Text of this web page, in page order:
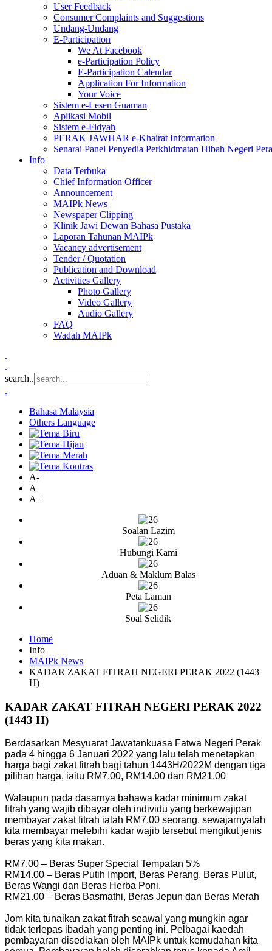
User Feedback
Consumer Complaints and Suggestions
Undang-Undang
E-Participation
We At Facebook
e-Participation Policy
E-Participation Calendar
Application For Information
Your Voice
Sistem e-Lesen Guaman
Aplikasi Mobil
Sistem e-Fidyah
PERAK JAWHAR e-Khairat Information
Senarai Panel Penyedia Perkhidmatan Hibah Negeri
Info
Data Terbuka
Chief Information Officer
Announcement
MAIPk News
Newspaper Clipping
Klinik Jawi Dewan Bahasa Pustaka
Laporan Tahunan MAIPk
Vacancy advertisement
Tender / Quotation
Publication and Download
Activities Gallery
Photo Gallery
Video Gallery
Audio Gallery
FAQ
Wadah MAIPk
.
.
search..
.
Bahasa Malaysia
Others Language
A-
A
A+
Soalan Lazim
Hubungi Kami
Aduan & Maklum Balas
Peta Laman
Soal Selidik
Home
Info
MAIPk News
KADAR ZAKAT FITRAH NEGERI PERAK 2022 (1443
H)
KADAR ZAKAT FITRAH NEGERI PERAK 2022
(1443 H)
Berdasarkan Mesyuarat Jawatankuasa Fatwa Negeri Perak
pada 4 hingga 6 Januari 2022 yang lalu telah menetapkan
harga bagi zakat fitrah bagi tahun 1443H/2022M dengan tiga
pilihan harga, iaitu RM7.00, RM14.00 dan RM21.00
Walaupun pada dasarnya bahawa kadar minimum zakat
fitrah yang wajib dibayar oleh individu yang berkewajipan
membayar zakat fitrah ialah RM7.00 seorang, sewajarnyalah
kita membayar melebihi kadar wajib tersebut mengikut jenis
beras yang kita makan.
RM7.00 – Beras Super Special Tempatan 5%
RM14.00 – Beras Putih Import, Beras Perang, Beras Pulut,
Beras Wangi dan Beras Herba Poni.
RM21.00 – Beras Basmathi, Beras Jepun dan Beras Merah
Jom kita tunaikan zakat fitrah seawal yang mungkin agar
tidak terlepas ibadah yang penting ini. Pelbagai kaedah
pembayaran disediakan oleh MAIPk untuk kemudahan kita